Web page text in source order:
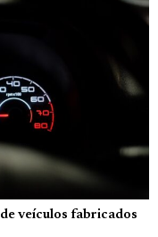
veículos fabricados